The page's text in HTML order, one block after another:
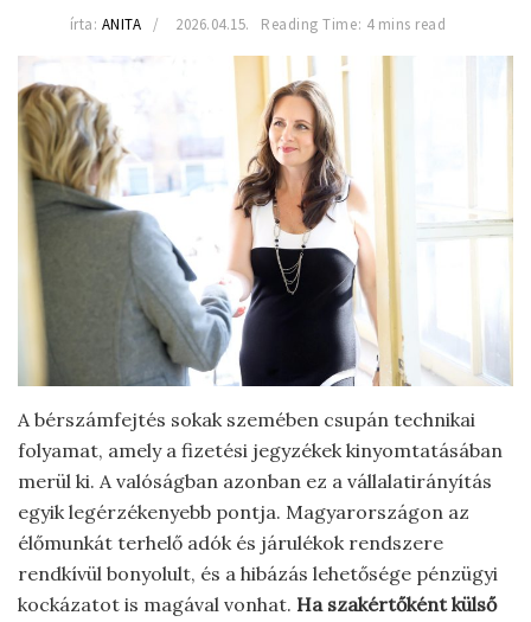
írta: ANITA 2026.04.15. Reading Time: 4 mins read
A bérszámfejtés sokak szemében csupán technikai
folyamat, amely a fizetési jegyzékek kinyomtatásában
merül ki. A valóságban azonban ez a vállalatirányítás
egyik legérzékenyebb pontja. Magyarországon az
élőmunkát terhelő adók és járulékok rendszere
rendkívül bonyolult, és a hibázás lehetősége pénzügyi
kockázatot is magával vonhat. Ha szakértőként külső